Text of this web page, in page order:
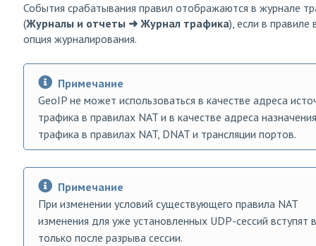
События срабатывания правил отображаются в журнале
(Журналы и отчеты ➜ Журнал трафика), если в правиле
опция журналирования.
Примечание
GeoIP не может использоваться в качестве адреса
трафика в правилах NAT и в качестве адреса назначения
трафика в правилах NAT, DNAT и трансляции портов.
Примечание
При изменении условий существующего правила NAT
изменения для уже установленных UDP-сессий вступят
только после разрыва сессии.